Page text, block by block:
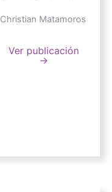
Christian Matamoros
Ver publicación
→